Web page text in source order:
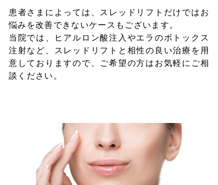
患者さまによっては、スレッドリフトだけではお
悩みを改善できないケースもございます。
当院では、ヒアルロン酸注入やエラのボトックス
注射など、スレッドリフトと相性の良い治療を用
意しておりますので、ご希望の方はお気軽にご相
談ください。